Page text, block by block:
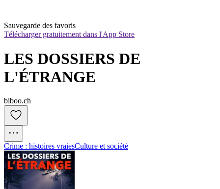
Sauvegarde des favoris
Télécharger gratuitement dans l'App Store
LES DOSSIERS DE
L'ÉTRANGE
biboo.ch
Crime : histoires vraiesCulture et société